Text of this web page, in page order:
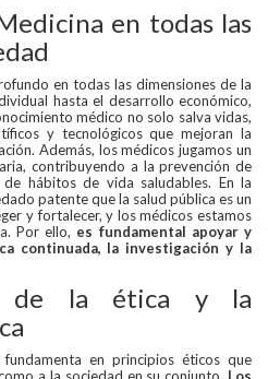
en todas las
en todas las dimensiones de la
hasta el desarrollo económico,
médico no solo salva vidas,
y tecnológicos que mejoran la
Además, los médicos jugamos un
contribuyendo a la prevención de
hábitos de vida saludables. En la
patente que la salud pública es un
y fortalecer, y los médicos estamos
Por ello, es fundamental apoyar y
continuada, la investigación y la
de la ética y la
en principios éticos que